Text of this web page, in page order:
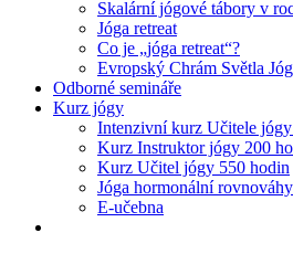
Skalární jógové tábory v
Jóga retreat
Co je „jóga retreat“?
Evropský Chrám Světla
Odborné semináře
Kurz jógy
Intenzivní kurz Učitele jógy
Kurz Instruktor jógy 200
Kurz Učitel jógy 550 hodin
Jóga hormonální
E-učebna